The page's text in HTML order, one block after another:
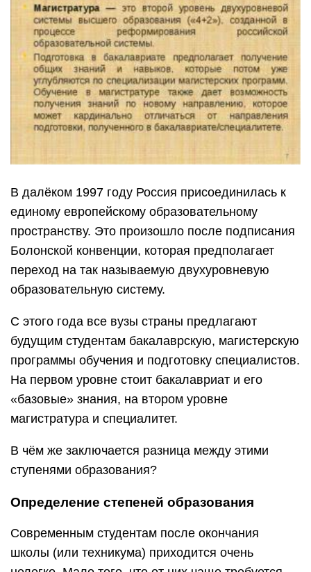
В далёком 1997 году Россия присоединилась к
единому европейскому образовательному
пространству. Это произошло после подписания
Болонской конвенции, которая предполагает
переход на так называемую двухуровневую
образовательную систему.
С этого года все вузы страны предлагают
будущим студентам бакалаврскую, магистерскую
программы обучения и подготовку специалистов.
На первом уровне стоит бакалавриат и его
«базовые» знания, на втором уровне
магистратура и специалитет.
В чём же заключается разница между этими
ступенями образования?
Определение степеней образования
Современным студентам после окончания
школы (или техникума) приходится очень